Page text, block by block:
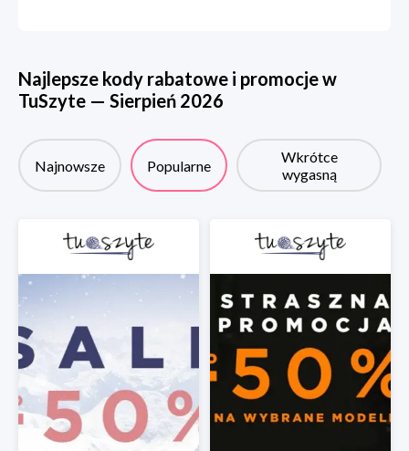
Najlepsze kody rabatowe i promocje w
TuSzyte — Sierpień 2026
Najnowsze Popularne
Wkrótce
wygasną